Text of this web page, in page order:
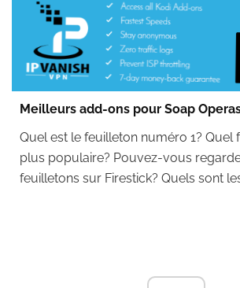
Meilleurs add-ons pour Soap
Quel est le feuilleton numéro 1? Quel
plus populaire? Pouvez-vous
feuilletons sur Firestick? Quels sont